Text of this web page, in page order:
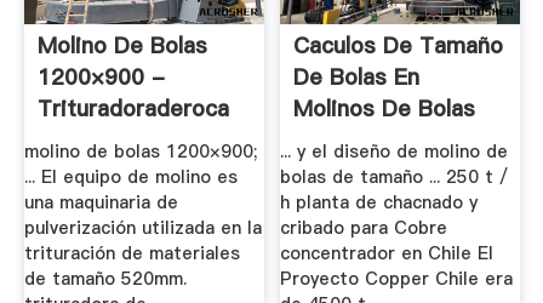
Molino De Bolas
1200×900 -
Trituradoraderoca
molino de bolas 1200×900;
... El equipo de molino es
una maquinaria de
pulverización utilizada en la
trituración de materiales
de tamaño 520mm.
Caculos De Tamaño
De Bolas En
Molinos De Bolas
... y el diseño de molino de
bolas de tamaño ... 250 t /
h planta de chacnado y
cribado para Cobre
concentrador en Chile El
Proyecto Copper Chile era